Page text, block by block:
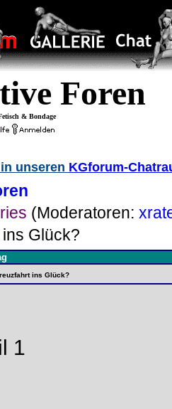
Foren
& Bondage
unseren KGforum-
(Moderatoren:
Glück?
ins Glück?
1